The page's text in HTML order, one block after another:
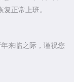
正常上班。
来临之际，谨祝您